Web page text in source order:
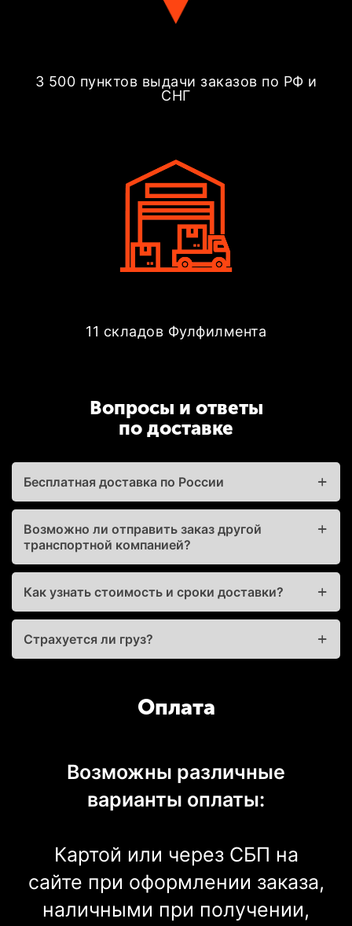
3 500 пунктов выдачи заказов по РФ и
СНГ
11 складов Фулфилмента
Вопросы и ответы
по доставке
Бесплатная доставка по России
Возможно ли отправить заказ другой
транспортной компанией?
Как узнать стоимость и сроки доставки?
Страхуется ли груз?
Оплата
Возможны различные
варианты оплаты:
Картой или через СБП на
сайте при оформлении заказа,
наличными при получении,